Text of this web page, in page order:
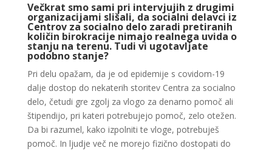
Večkrat smo sami pri intervjujih z drugimi
organizacijami slišali, da socialni delavci iz
Centrov za socialno delo zaradi pretiranih
količin birokracije nimajo realnega uvida o
stanju na terenu. Tudi vi ugotavljate
podobno stanje?
Pri delu opažam, da je od epidemije s covidom-19
dalje dostop do nekaterih storitev Centra za socialno
delo, četudi gre zgolj za vlogo za denarno pomoč ali
štipendijo, pri kateri potrebujejo pomoč, zelo otežen.
Da bi razumel, kako izpolniti te vloge, potrebuješ
pomoč. In ljudje več ne morejo fizično dostopati do